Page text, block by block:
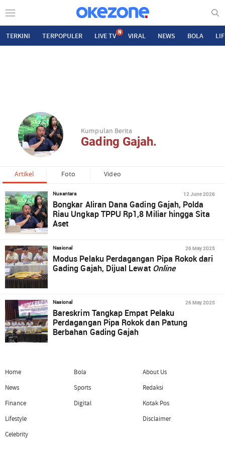
TERKINI TERPOPULER LIVE TV N VIRAL NEWS BOLA
Kumpulan Berita
Gading Gajah.
Artikel Foto Video
Nusantara 12 June 2026
Bongkar Aliran Dana Gading Gajah, Polda
Riau Ungkap TPPU Rp1,8 Miliar hingga Sita
Aset
Nasional 26 May 2025
Modus Pelaku Perdagangan Pipa Rokok dari
Gading Gajah, Dijual Lewat Online
Nasional 26 May 2025
Bareskrim Tangkap Empat Pelaku
Perdagangan Pipa Rokok dan Patung
Berbahan Gading Gajah
Home
News
Finance
Lifestyle
Celebrity
Bola
Sports
Digital
About Us
Redaksi
Kotak Pos
Disclaimer